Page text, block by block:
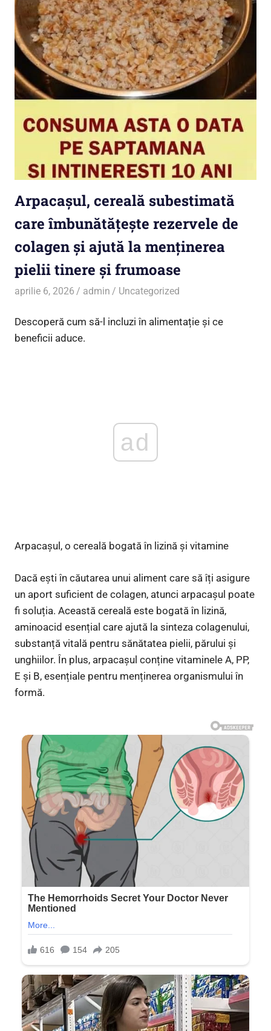
Arpacașul, cereală subestimată
care îmbunătățește rezervele de
colagen și ajută la menținerea
pielii tinere și frumoase
aprilie 6, 2026 admin Uncategorized
Descoperă cum să-l incluzi în alimentație și ce
beneficii aduce.
ad
Arpacașul, o cereală bogată în lizină și vitamine
Dacă ești în căutarea unui aliment care să îți asigure
un aport suficient de colagen, atunci arpacașul poate
fi soluția. Această cereală este bogată în lizină,
aminoacid esențial care ajută la sinteza colagenului,
substanță vitală pentru sănătatea pielii, părului și
unghiilor. În plus, arpacașul conține vitaminele A, PP,
E și B, esențiale pentru menținerea organismului în
formă.